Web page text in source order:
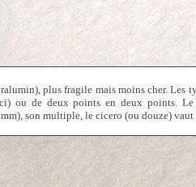
plus fragile mais moins cher. Les
ou de deux points en deux points.
son multiple, le cicero (ou douze)